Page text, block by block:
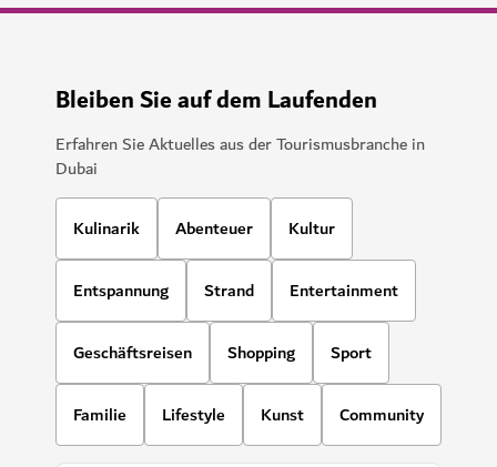
Bleiben Sie auf dem Laufenden
Erfahren Sie Aktuelles aus der Tourismusbranche in
Dubai
Kulinarik Abenteuer Kultur
Entspannung Strand Entertainment
Geschäftsreisen Shopping Sport
Familie Lifestyle Kunst Community